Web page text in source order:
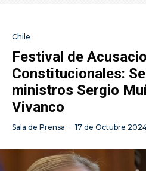
Chile
Festival de
Constitucionales:
ministros Sergio
Vivanco
Sala de Prensa · 17 de Octubre